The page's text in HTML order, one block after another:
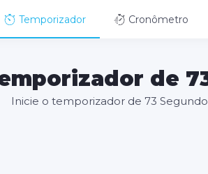
Temporizador Cronômetro
de
Inicie o temporizador de 73